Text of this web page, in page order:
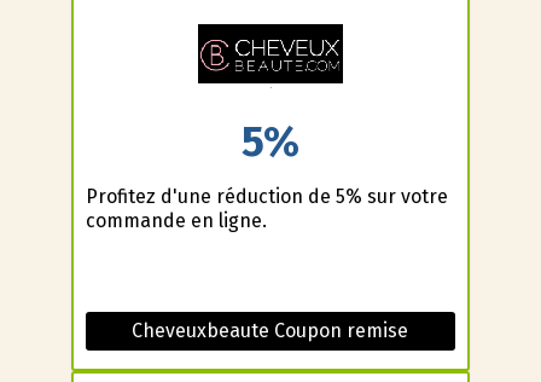
5%
Profitez d'une réduction de 5% sur votre
commande en ligne.
Cheveuxbeaute Coupon remise